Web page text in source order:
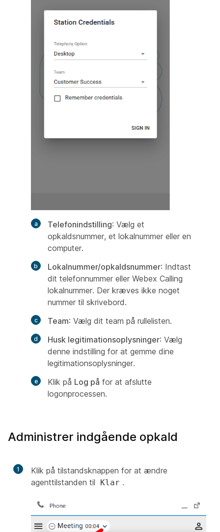
Telefonindstilling: Vælg et
opkaldsnummer, et lokalnummer eller en
computer.
Lokalnummer/opkaldsnummer: Indtast
dit telefonnummer eller Webex Calling
lokalnummer. Der kræves ikke noget
nummer til skrivebord.
Team: Vælg dit team på rullelisten.
Husk legitimationsoplysninger: Vælg
denne indstilling for at gemme dine
legitimationsoplysninger.
Klik på Log på for at afslutte
logonprocessen.
Administrer indgående opkald
1
Klik på tilstandsknappen for at ændre
agenttilstanden til
Klar .